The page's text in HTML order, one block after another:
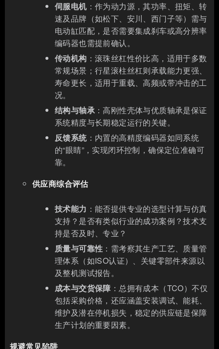
伺服电机：作为动力源，其功率、扭矩、转
速及品牌（如松下、安川、西门子等）需与
电动缸匹配，是否需要集成刹车或高分辨率
编码器也需提前确认。
传动机构 ：滚珠丝杠性价比高，适用于多数
常规场景；行星滚柱丝杠则承载能力更强、
寿命更长，适用于重载、高频或带冲击的工
况。
结构与轴承：高刚性壳体与优质轴承是保证
系统精度与长期稳定运行的关键。
反馈系统：内置的高精度编码器如同系统
的“眼睛”，实现闭环控制，确保定位准确可
靠。
供应商综合评估
技术能力 ：能否提供专业的选型计算与仿真
支持？是否有类似行业的成功案例？技术支
持是否及时、专业？
质量与可靠性 ：需考察其生产工艺、质量管
理体系（如ISO认证）、关键零部件来源以
及整机测试报告。
成本与交货保障 ：总拥有成本（TCO）不仅
包括采购价格，还应涵盖安装调试、能耗、
维护及潜在停机损失，稳定的供应链是保障
生产计划的重要因素。
规避常见陷阱